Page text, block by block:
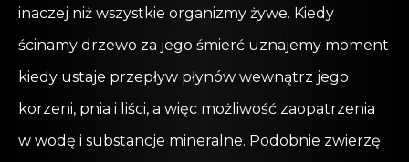
inaczej niż wszystkie organizmy żywe. Kiedy
ścinamy drzewo za jego śmierć uznajemy moment
kiedy ustaje przepływ płynów wewnątrz jego
korzeni, pnia i liści, a więc możliwość zaopatrzenia
w wodę i substancje mineralne. Podobnie zwierzę